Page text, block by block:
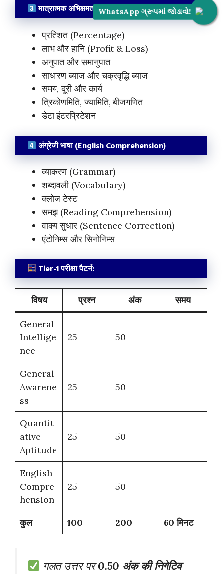
मात्रात्मक अभिक्षमता (Quantitative Aptitude)
प्रतिशत (Percentage)
लाभ और हानि (Profit & Loss)
अनुपात और समानुपात
साधारण ब्याज और चक्रवृद्धि ब्याज
समय, दूरी और कार्य
त्रिकोणमिति, ज्यामिति, बीजगणित
डेटा इंटरप्रिटेशन
अंग्रेजी भाषा (English Comprehension)
व्याकरण (Grammar)
शब्दावली (Vocabulary)
क्लोज टेस्ट
समझ (Reading Comprehension)
वाक्य सुधार (Sentence Correction)
एंटोनिम्स और सिनोनिम्स
Tier-1 परीक्षा पैटर्न:
विषय प्रश्न अंक समय
General
Intellige
nce
25 50
General
Awarene
ss
25 50
Quantit
ative
Aptitude
25 50
English
Compre
hension
25 50
कुल 100 200 60 मिनट
गलत उत्तर पर0.50 अंक की निगेटिव
WhatsApp ગ્રૂપમાં જોડાવો!